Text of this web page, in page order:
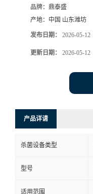
品牌： 鼎泰盛
产地： 中国 山东潍坊
发布日期： 2026-05-12
更新日期： 2026-05-12
产品详请
杀菌设备类型
型号
适用范围